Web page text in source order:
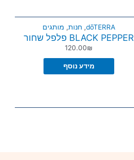
dōTERRA
,חנות, מותגים
BLACK PEPPER פלפל שחור
120.00₪
מידע נוסף